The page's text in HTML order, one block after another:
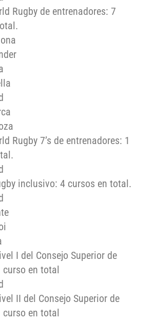
Rugby de entrenadores: 7
Rugby 7’s de entrenadores: 1
inclusivo: 4 cursos en total.
I del Consejo Superior de
curso en total
II del Consejo Superior de
curso en total